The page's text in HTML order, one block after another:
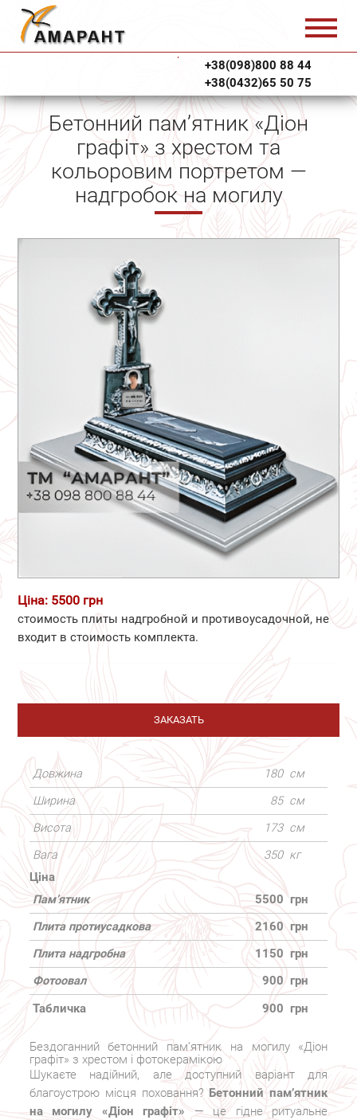
+38(098)800 88 44
+38(0432)65 50 75
Бетонний пам’ятник «Діон
графіт» з хрестом та
кольоровим портретом —
надгробок на могилу
Ціна: 5500 грн
стоимость плиты надгробной и противоусадочной, не
входит в стоимость комплекта.
ЗАКАЗАТЬ
Довжина 180 см
Ширина
85 см
Висота
173 см
Вага
350 кг
Ціна
Пам’ятник
5500 грн
Плита протиусадкова
2160 грн
Плита надгробна
1150 грн
Фотоовал
900 грн
Табличка
900 грн
Бездоганний бетонний пам’ятник на могилу «Діон
графіт» з хрестом і фотокерамікою
Шукаєте надійний, але доступний варіант для
благоустрою місця поховання?Бетонний пам’ятник
на могилу «Діон графіт» — це гідне ритуальне